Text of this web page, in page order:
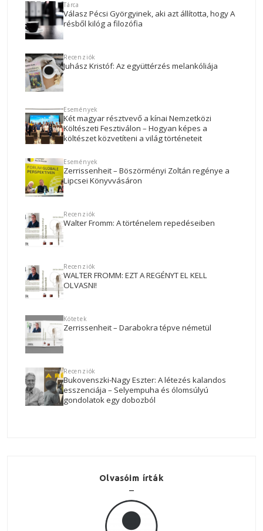
Tárca
Válasz Pécsi Györgyinek, aki azt állította, hogy A
résből kilóg a filozófia
Recenziók
Juhász Kristóf: Az együttérzés melankóliája
Események
Két magyar résztvevő a kínai Nemzetközi
Költészeti Fesztiválon – Hogyan képes a
költészet közvetíteni a világ történeteit
Események
Zerrissenheit – Böszörményi Zoltán regénye a
Lipcsei Könyvvásáron
Recenziók
Walter Fromm: A történelem repedéseiben
Recenziók
WALTER FROMM: EZT A REGÉNYT EL KELL
OLVASNI!
Kötetek
Zerrissenheit – Darabokra tépve németül
Recenziók
Bukovenszki-Nagy Eszter: A létezés kalandos
esszenciája – Selyempuha és ólomsúlyú
gondolatok egy dobozból
Olvasóim írták